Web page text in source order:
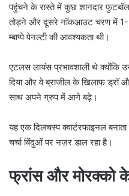
पहुंचने के रास्ते में कुछ शानदार फुटबॉल
तोड़ने और दूसरे नॉकआउट चरण में 1-
म्बाप्पे पेनल्टी की आवश्यकता थी।
एटलस लायंस प्रभावशाली थे क्योंकि
दिया और वे ब्राजील के खिलाफ
साथ अपने ग्रुप में आगे बढ़े।
यह एक दिलचस्प क्वार्टरफाइनल
चर्चा बिंदुओं पर नज़र डाल रहा है।
फ्रांस और मोरक्को